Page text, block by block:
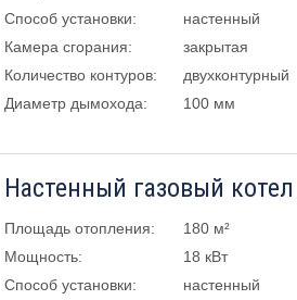
Способ установки:
настенный
Камера сгорания:
закрытая
Количество контуров:
двухконтурный
Диаметр дымохода:
100 мм
Площадь отопления:
180 м²
Мощность:
18 кВт
Способ установки:
настенный